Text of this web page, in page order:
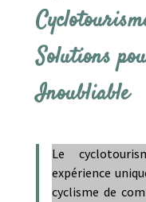
Solutions
Inoubliable
Le
expérience
cyclisme de